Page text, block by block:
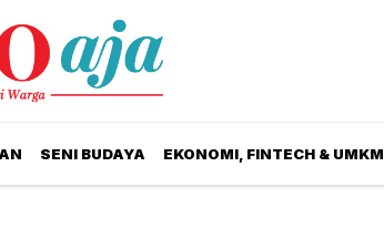
SENI BUDAYA EKONOMI, FINTECH & UMKM